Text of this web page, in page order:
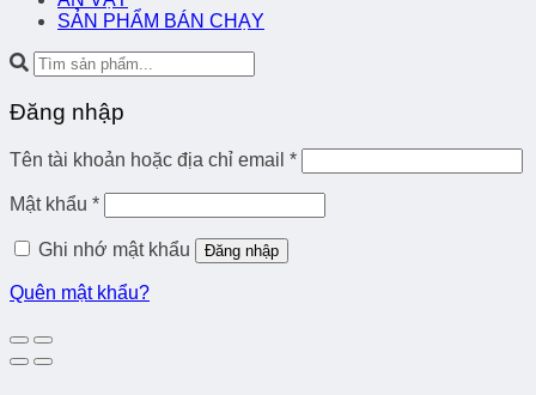
SẢN PHẨM BÁN CHẠY
Đăng nhập
Tên tài khoản hoặc địa chỉ email *
Mật khẩu *
Ghi nhớ mật khẩu Đăng nhập
Quên mật khẩu?